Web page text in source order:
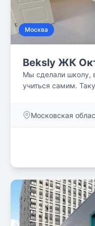
С каждой семьей
отношения и
вплоть до
образовательные
Москва
Beksly ЖК
Мы сделали школу,
учиться самим.
где главное не
Московская